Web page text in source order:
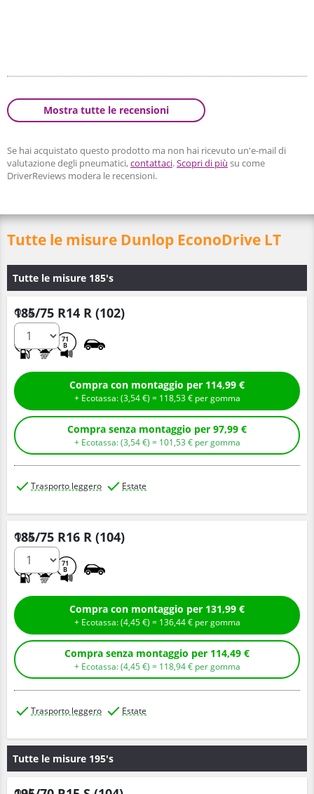
Mostra tutte le recensioni
Se hai acquistato questo prodotto ma non hai ricevuto un'e-mail di
valutazione degli pneumatici,contattaci.Scopri di più su come
DriverReviews modera le recensioni.
Tutte le misure Dunlop EconoDrive LT
Tutte le misure 185's
185/75 R14 R (102)
71
B
Q.tà
Compra con montaggio per 114,99 €
+ Ecotassa: (3,54€ ) = 118,53€ per gomma
Compra senza montaggio per 97,99 €
+ Ecotassa: (3,54€ ) = 101,53 € per gomma
Trasporto leggero Estate
185/75 R16 R (104)
71
B
Q.tà
Compra con montaggio per 131,99 €
+ Ecotassa: (4,45€ ) = 136,44€ per gomma
Compra senza montaggio per 114,49 €
+ Ecotassa: (4,45€ ) = 118,94€ per gomma
Trasporto leggero Estate
Tutte le misure 195's